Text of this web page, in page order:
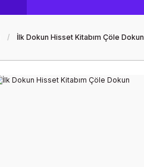
İlk Dokun Hisset Kitabım Çöle Dokun